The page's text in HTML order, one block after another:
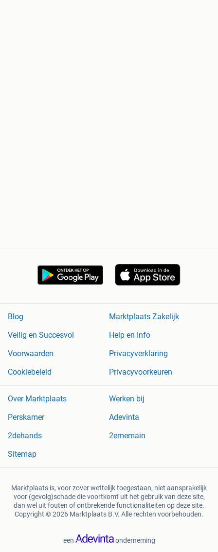
Blog
Marktplaats Zakelijk
Veilig en Succesvol
Help en Info
Voorwaarden
Privacyverklaring
Cookiebeleid
Privacyvoorkeuren
Over Marktplaats
Werken bij
Perskamer
Adevinta
2dehands
2ememain
Sitemap
Marktplaats is, voor zover wettelijk toegestaan, niet aansprakelijk
voor (gevolg)schade die voortkomt uit het gebruik van deze site,
dan wel uit fouten of ontbrekende functionaliteiten op deze site.
Copyright © 2026 Marktplaats B.V. Alle rechten voorbehouden.
een onderneming